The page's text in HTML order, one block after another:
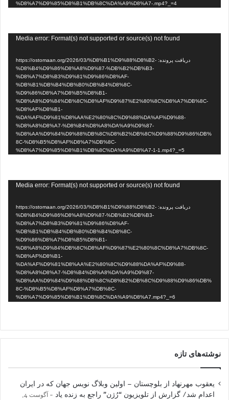
%D8%A7%D9%85%D8%B1%DB%8C%DA%A9%D8%A7-.mp4?_=4
Media error: Format(s) not supported or source(s) not found
دریافت پرونده: https://ostomaan.org/2026/03/%D8%B1%D9%88%D8%B2-
%D8%B4%D9%86%D8%A8%D9%87-%DB%B2%DB%B3-
%D8%A7%D8%B3%D9%81%D9%86%D8%AF-
%DB%B1%DB%B4%DB%B0%DB%B4%D8%8C-
%D9%86%D8%A7%D8%B5%D8%B1-
%D8%A8%D9%84%DB%8C%D8%AF%D9%87%E2%80%8C%D8%A7%DB%8C-
%D8%AF%D8%B1-
%DA%AF%D9%81%D8%AA%E2%80%8C%D9%88%DA%AF%D9%88-
%D8%A8%D8%A7-%D8%B4%D8%A8%DA%A9%D9%87-
%D8%AA%D9%84%D9%88%DB%8C%D8%B2%DB%8C%D9%88%D9%86%DB%
8C-%D8%B5%D8%AF%D8%A7%DB%8C-
%D8%A7%D9%85%D8%B1%DB%8C%DA%A9%D8%A7-1-1.mp4?_=5
Media error: Format(s) not supported or source(s) not found
دریافت پرونده: https://ostomaan.org/2026/03/%D8%B1%D9%88%D8%B2-
%D8%B4%D9%86%D8%A8%D9%87-%DB%B2%DB%B3-
%D8%A7%D8%B3%D9%81%D9%86%D8%AF-
%DB%B1%DB%B4%DB%B0%DB%B4%D8%8C-
%D9%86%D8%A7%D8%B5%D8%B1-
%D8%A8%D9%84%DB%8C%D8%AF%D9%87%E2%80%8C%D8%A7%DB%8C-
%D8%AF%D8%B1-
%DA%AF%D9%81%D8%AA%E2%80%8C%D9%88%DA%AF%D9%88-
%D8%A8%D8%A7-%D8%B4%D8%A8%DA%A9%D9%87-
%D8%AA%D9%84%D9%88%DB%8C%D8%B2%DB%8C%D9%88%D9%86%DB%
8C-%D8%B5%D8%AF%D8%A7%DB%8C-
%D8%A7%D9%85%D8%B1%DB%8C%DA%A9%D8%A7.mp4?_=6
نوشته‌های تازه
یعقوب مهرنهاد از بلوچستان – اولین وبلاگ نویس جهان که در ایران
اعدام شد/ گزارش از تلویزیون “رُژن” راجع به زنده یاد
آگوست 4,